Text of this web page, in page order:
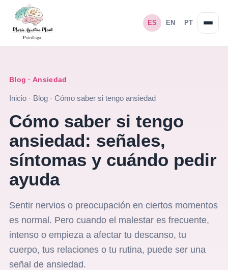
ES EN PT
Blog · Ansiedad
Inicio · Blog · Cómo saber si tengo ansiedad
Cómo saber si tengo
ansiedad: señales,
síntomas y cuándo pedir
ayuda
Sentir nervios o preocupación en ciertos momentos
es normal. Pero cuando el malestar es frecuente,
intenso o empieza a afectar tu descanso, tu
cuerpo, tus relaciones o tu rutina, puede ser una
señal de ansiedad.